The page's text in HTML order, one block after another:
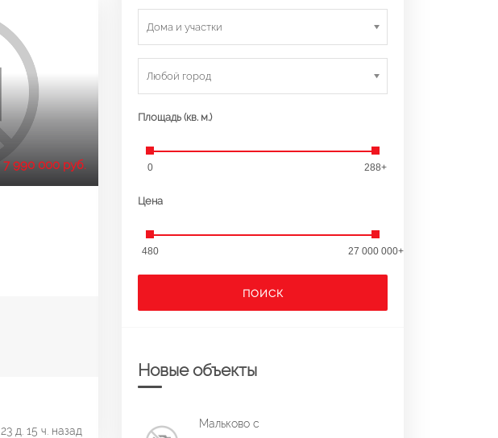
7 990 000 руб.
23 д. 15 ч. назад
Дома и участки
Любой город
Площадь (кв. м.)
0 288+
Цена
480 27 000 000+
ПОИСК
Новые объекты
Мальково с